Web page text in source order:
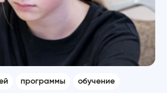
программы обучение